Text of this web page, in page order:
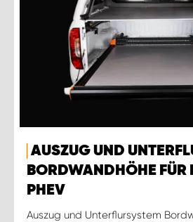
AUSZUG UND
BORDWANDHÖHE FÜR
PHEV
Auszug und Unterflursystem